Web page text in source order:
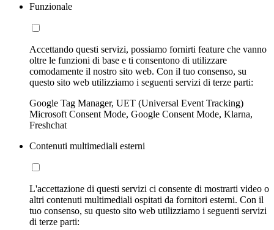
Funzionale
Accettando questi servizi, possiamo fornirti feature che vanno
oltre le funzioni di base e ti consentono di utilizzare
comodamente il nostro sito web. Con il tuo consenso, su
questo sito web utilizziamo i seguenti servizi di terze parti:
Google Tag Manager, UET (Universal Event Tracking)
Microsoft Consent Mode, Google Consent Mode, Klarna,
Freshchat
Contenuti multimediali esterni
L'accettazione di questi servizi ci consente di mostrarti video o
altri contenuti multimediali ospitati da fornitori esterni. Con il
tuo consenso, su questo sito web utilizziamo i seguenti servizi
di terze parti: